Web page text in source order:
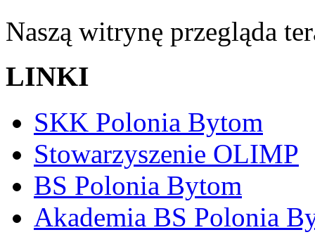
Naszą witrynę przegląda
LINKI
SKK Polonia Bytom
Stowarzyszenie OLIMP
BS Polonia Bytom
Akademia BS Polonia